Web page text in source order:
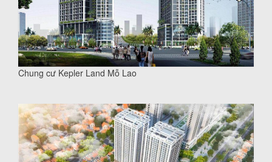
Chung cư Kepler Land Mỗ Lao